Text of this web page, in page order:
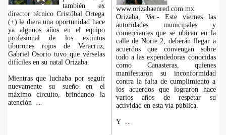
también ex
director técnico Cristóbal Ortega
(+) le diera una oportunidad hace
ya algunos años en el equipo
profesional de los extintos
tiburones rojos de Veracruz,
Gabriel Osorio tuvo que vérselas
difíciles en su natal Orizaba.
Mientras que luchaba por seguir
nuevamente su sueño en el
máximo circuito, brindando la
atención
www.orizabaenred.com.mx
Orizaba, Ver.- Este viernes las
autoridades municipales y
comerciantes que se ubican en la
calle de Norte 2, deberán llegar a
acuerdos que convengan sobre
todo a las expendedoras conocidas
como Canasteras, quienes
manifestaron su inconformidad
contra la falta de cumplimiento a
los acuerdos que lograron hace
varios años de respetar su
actividad en esta vía pública.
Y